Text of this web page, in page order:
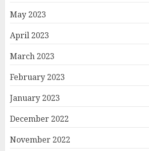
May 2023
April 2023
March 2023
February 2023
January 2023
December 2022
November 2022